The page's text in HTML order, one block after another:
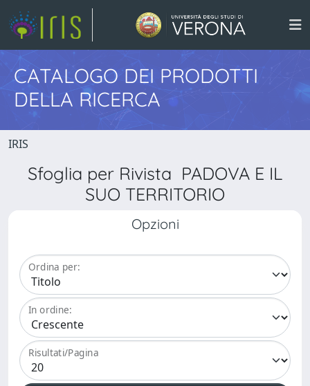
CATALOGO DEI PRODOTTI
DELLA RICERCA
IRIS
Sfoglia per Rivista PADOVA E IL
SUO TERRITORIO
Opzioni
Ordina per:
In ordine:
Risultati/Pagina